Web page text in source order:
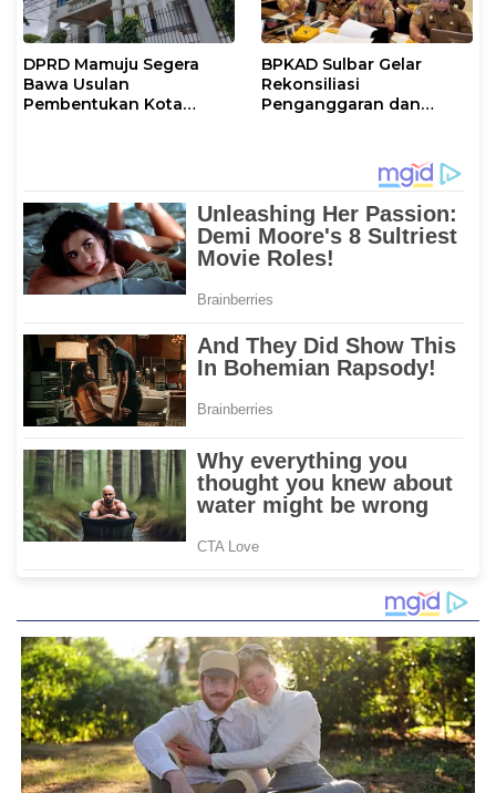
DPRD Mamuju Segera
Bawa Usulan
Pembentukan Kota
BPKAD Sulbar Gelar
Rekonsiliasi
Penganggaran dan